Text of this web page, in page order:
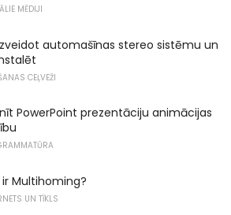
MĒDIJI
automašīnas stereo sistēmu un
CEĻVEŽI
PowerPoint prezentāciju animācijas
ir Multihoming?
UN TĪKLS